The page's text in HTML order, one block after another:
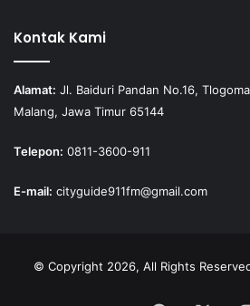
Kontak Kami
Alamat: Jl. Baiduri Pandan No.16,
Malang, Jawa Timur 65144
Telepon: 0811-3600-911
E-mail: cityguide911fm@gmail.com
© Copyright 2026, All Rights